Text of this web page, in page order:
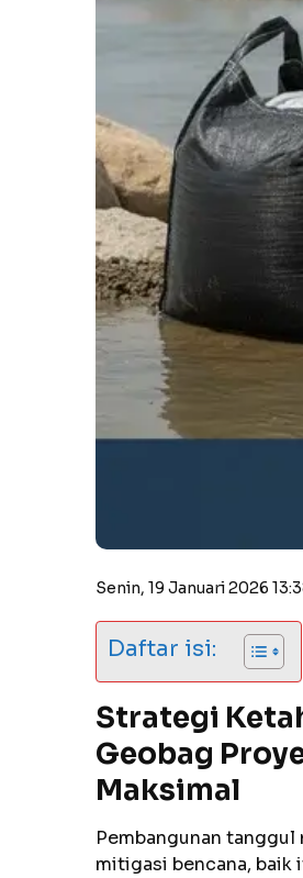
Senin, 19 Januari 2026
Daftar isi:
Strategi
Geobag
Maksimal
Pembangunan
mitigasi bencana, baik